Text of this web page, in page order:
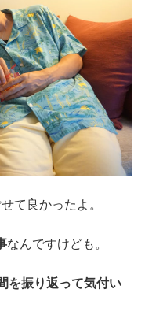
て良かったよ。
なんですけども。
を振り返って気付い